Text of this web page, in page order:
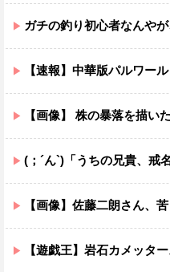
ガチの釣り初心者なんやが、
【速報】中華版パルワールド「アズールプロ
【画像】 株の暴落を描い
(；´ん`)「うちの兄貴、戒名を
【画像】佐藤二朗さん、苦しい胸の内
【遊戯王】岩石カメッタ